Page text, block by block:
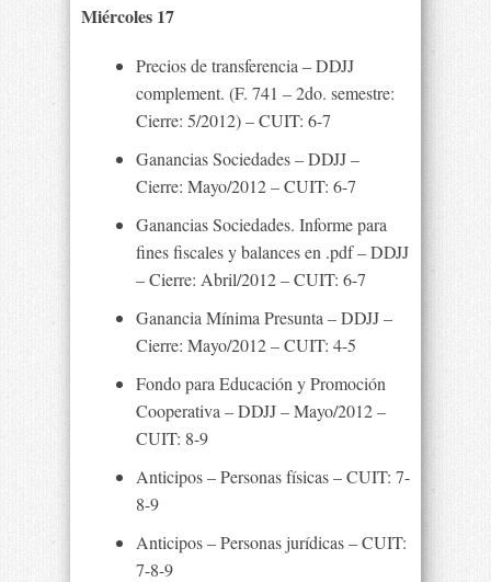
Miércoles 17
Precios de transferencia – DDJJ
complement. (F. 741 – 2do. semestre:
Cierre: 5/2012) – CUIT: 6-7
Ganancias Sociedades – DDJJ –
Cierre: Mayo/2012 – CUIT: 6-7
Ganancias Sociedades. Informe para
fines fiscales y balances en .pdf – DDJJ
– Cierre: Abril/2012 – CUIT: 6-7
Ganancia Mínima Presunta – DDJJ –
Cierre: Mayo/2012 – CUIT: 4-5
Fondo para Educación y Promoción
Cooperativa – DDJJ – Mayo/2012 –
CUIT: 8-9
Anticipos – Personas físicas – CUIT: 7-
8-9
Anticipos – Personas jurídicas – CUIT:
7-8-9